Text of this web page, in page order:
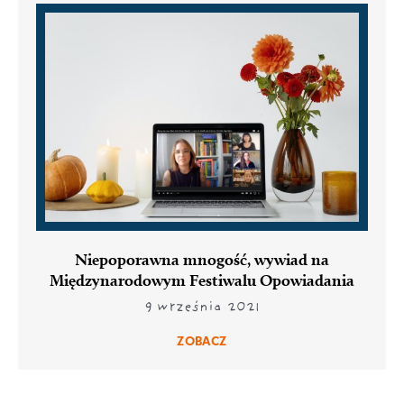
Niepoporawna mnogość, wywiad na
Międzynarodowym Festiwalu Opowiadania
9 września 2021
ZOBACZ